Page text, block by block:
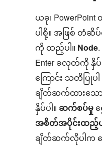
ယခု၊
ပါစို့။ အဖြစ် တံဆိ
ကို ထည့်ပါ။ Node
Enter ခလုတ်ကို နှိပ်
ကြောင်း သတိပြုပ
ချိတ်ဆက်ထားသေ
နှိပ်ပါ။ ဆက်စပ်မှု
အစိတ်အပိုင်းထည့်ပ
ချိတ်ဆက်လိုပါက ရွေ